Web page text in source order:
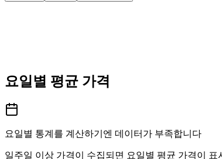
요일별 평균 가격
요일별 통계를 계산하기엔 데이터가 부족합니다
일주일 이상 가격이 수집되면 요일별 평균 가격이 표